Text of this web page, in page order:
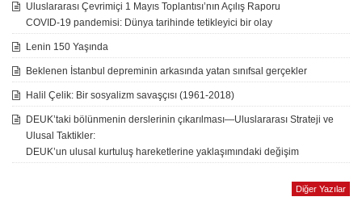
Uluslararası Çevrimiçi 1 Mayıs Toplantısı’nın Açılış Raporu
COVID-19 pandemisi: Dünya tarihinde tetikleyici bir olay
Lenin 150 Yaşında
Beklenen İstanbul depreminin arkasında yatan sınıfsal gerçekler
Halil Çelik: Bir sosyalizm savaşçısı (1961-2018)
DEUK’taki bölünmenin derslerinin çıkarılması—Uluslararası Strateji ve
Ulusal Taktikler:
DEUK’un ulusal kurtuluş hareketlerine yaklaşımındaki değişim
Diğer Yazılar